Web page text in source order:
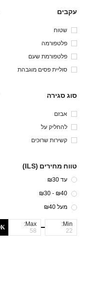
עקבים
שטוח
פלטפורמה
פלטפורמת שעם
סוליית פסים מוגבהת
סוג סגירה
אבזם
להחליק על
קשירות שרוכים
טווח מחירים (ILS)
עד ₪30
₪40 - ₪30
מעל ₪40
Min:
Max: